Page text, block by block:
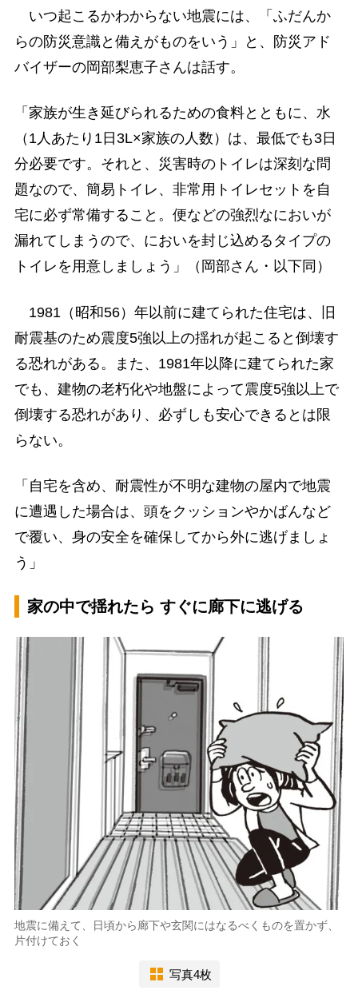
いつ起こるかわからない地震には、「ふだんか
らの防災意識と備えがものをいう」と、防災アド
バイザーの岡部梨恵子さんは話す。
「家族が生き延びられるための食料とともに、水
（1人あたり1日3L×家族の人数）は、最低でも3日
分必要です。それと、災害時のトイレは深刻な問
題なので、簡易トイレ、非常用トイレセットを自
宅に必ず常備すること。便などの強烈なにおいが
漏れてしまうので、においを封じ込めるタイプの
トイレを用意しましょう」（岡部さん・以下同）
1981（昭和56）年以前に建てられた住宅は、旧
耐震基のため震度5強以上の揺れが起こると倒壊す
る恐れがある。また、1981年以降に建てられた家
でも、建物の老朽化や地盤によって震度5強以上で
倒壊する恐れがあり、必ずしも安心できるとは限
らない。
「自宅を含め、耐震性が不明な建物の屋内で地震
に遭遇した場合は、頭をクッションやかばんなど
で覆い、身の安全を確保してから外に逃げましょ
う」
家の中で揺れたら すぐに廊下に逃げる
地震に備えて、日頃から廊下や玄関にはなるべくものを置かず、
片付けておく
写真4枚